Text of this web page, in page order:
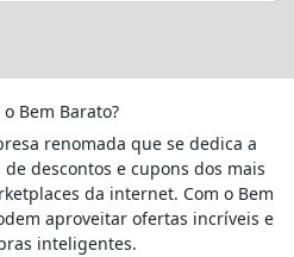
Bem Barato?
renomada que se dedica a
descontos e cupons dos mais
da internet. Com o Bem
aproveitar ofertas incríveis e
inteligentes.